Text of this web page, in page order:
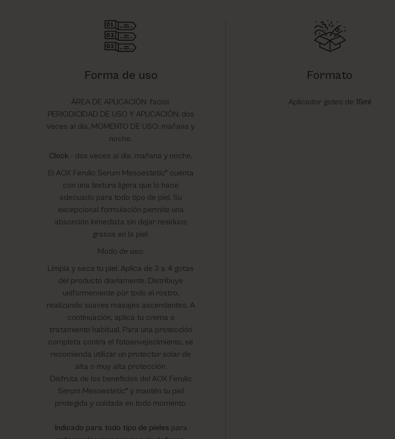
Forma de uso
ÁREA DE APLICACIÓN: facial.
PERIODICIDAD DE USO Y APLICACIÓN: dos
veces al día. MOMENTO DE USO: mañana y
noche.
Clock - dos veces al día, mañana y noche.
El AOX Ferulic Serum Mesoestetic® cuenta
con una textura ligera que lo hace
adecuado para todo tipo de piel. Su
excepcional formulación permite una
absorción inmediata sin dejar residuos
grasos en la piel.
Modo de uso:
Limpia y seca tu piel. Aplica de 3 a 4 gotas
del producto diariamente. Distribuye
uniformemente por todo el rostro,
realizando suaves masajes ascendentes. A
continuación, aplica tu crema o
tratamiento habitual. Para una protección
completa contra el fotoenvejecimiento, se
recomienda utilizar un protector solar de
alta o muy alta protección.
Disfruta de los beneficios del AOX Ferulic
Serum Mesoestetic® y mantén tu piel
protegida y cuidada en todo momento.
Indicado para todo tipo de pieles para
Formato
Aplicador goteo de 15ml